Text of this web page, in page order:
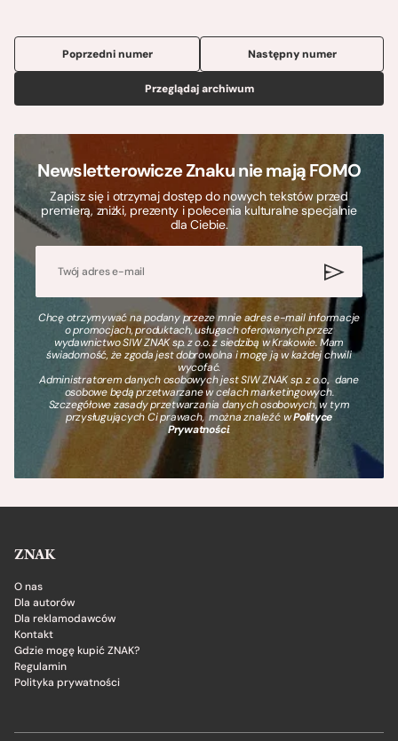
Poprzedni numer
Przeglądaj archiwum
Następny numer
Newsletterowicze Znaku nie mają FOMO
Zapisz się i otrzymaj dostęp do nowych tekstów przed
premierą, zniżki, prezenty i polecenia kulturalne specjalnie
dla Ciebie.
Chcę otrzymywać na podany przeze mnie adres e-mail informacje
o promocjach, produktach, usługach oferowanych przez
wydawnictwo SIW ZNAK sp. z o.o. z siedzibą w Krakowie. Mam
świadomość, że zgoda jest dobrowolna i mogę ją w każdej chwili
wycofać.
Administratorem danych osobowych jest SIW ZNAK sp. z o.o., dane
osobowe będą przetwarzane w celach marketingowych.
Szczegółowe zasady przetwarzania danych osobowych, w tym
przysługujących Ci prawach, można znaleźć wPolityce
Prywatności.
ZNAK
O nas
Dla autorów
Dla reklamodawców
Kontakt
Gdzie mogę kupić ZNAK?
Regulamin
Polityka prywatności